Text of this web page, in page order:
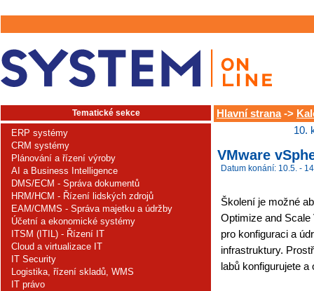
Tematické sekce
ERP systémy
CRM systémy
Plánování a řízení výroby
AI a Business Intelligence
DMS/ECM - Správa dokumentů
HRM/HCM - Řízení lidských zdrojů
EAM/CMMS - Správa majetku a údržby
Účetní a ekonomické systémy
ITSM (ITIL) - Řízení IT
Cloud a virtualizace IT
IT Security
Logistika, řízení skladů, WMS
IT právo
Hlavní strana->
10.
VMware
Datum konání: 10.5. -
Školení je možné
Optimize and
pro konfiguraci a
infrastruktury.
labů konfigurujete